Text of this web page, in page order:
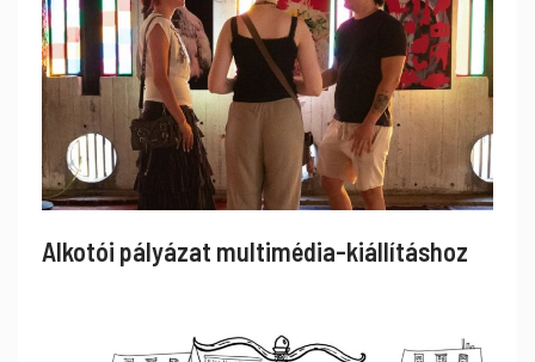
Alkotói pályázat multimédia-kiállításhoz